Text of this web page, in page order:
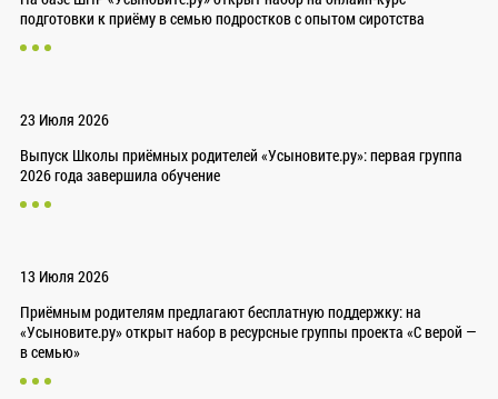
подготовки к приёму в семью подростков с опытом сиротства
23 Июля 2026
Выпуск Школы приёмных родителей «Усыновите.ру»: первая группа
2026 года завершила обучение
13 Июля 2026
Приёмным родителям предлагают бесплатную поддержку: на
«Усыновите.ру» открыт набор в ресурсные группы проекта «С верой —
в семью»